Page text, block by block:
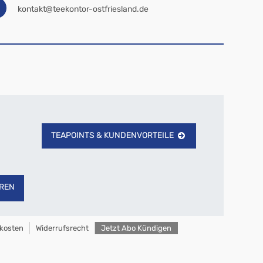
kontakt@teekontor-ostfriesland.de
TEAPOINTS & KUNDENVORTEILE
Widerrufsrecht Jetzt Abo Kündigen